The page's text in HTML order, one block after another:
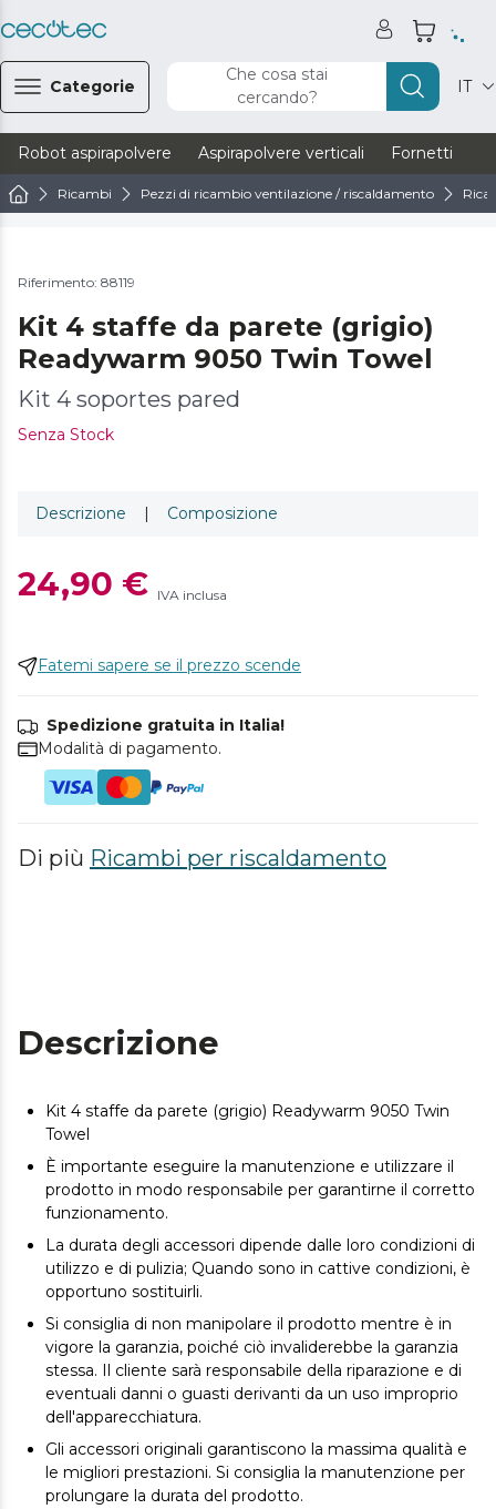
Categorie
Che cosa stai
cercando?
IT
Robot aspirapolvere Aspirapolvere verticali Fornetti
Ricambi Pezzi di ricambio ventilazione / riscaldamento
Riferimento: 88119
Kit 4 staffe da parete (grigio)
Readywarm 9050 Twin Towel
Kit 4 soportes pared
Senza Stock
Descrizione | Composizione
24,90 € IVA inclusa
Fatemi sapere se il prezzo scende
Spedizione gratuita in Italia!
Modalità di pagamento.
Di più Ricambi per riscaldamento
Descrizione
Kit 4 staffe da parete (grigio) Readywarm 9050 Twin
Towel
È importante eseguire la manutenzione e utilizzare il
prodotto in modo responsabile per garantirne il corretto
funzionamento.
La durata degli accessori dipende dalle loro condizioni di
utilizzo e di pulizia; Quando sono in cattive condizioni, è
opportuno sostituirli.
Si consiglia di non manipolare il prodotto mentre è in
vigore la garanzia, poiché ciò invaliderebbe la garanzia
stessa. Il cliente sarà responsabile della riparazione e di
eventuali danni o guasti derivanti da un uso improprio
dell'apparecchiatura.
Gli accessori originali garantiscono la massima qualità e
le migliori prestazioni. Si consiglia la manutenzione per
prolungare la durata del prodotto.